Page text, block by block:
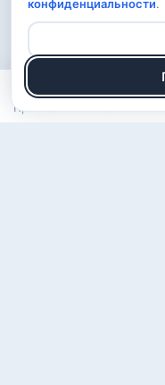
конфиденциальности.
Прогнозы Рейтинг